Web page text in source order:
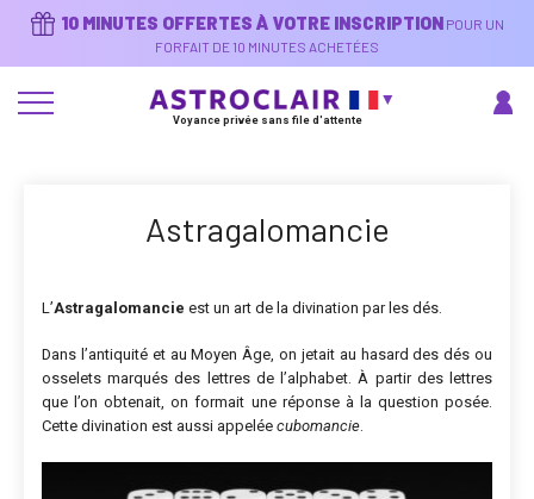
10 MINUTES OFFERTES À VOTRE INSCRIPTION POUR UN
FORFAIT DE 10 MINUTES ACHETÉES
Voyance privée sans file d'attente
Astragalomancie
L’Astragalomancie est un art de la divination par les dés.
Dans l’antiquité et au Moyen Âge, on jetait au hasard des dés ou
osselets marqués des lettres de l’alphabet. À partir des lettres
que l’on obtenait, on formait une réponse à la question posée.
Cette divination est aussi appelée cubomancie.